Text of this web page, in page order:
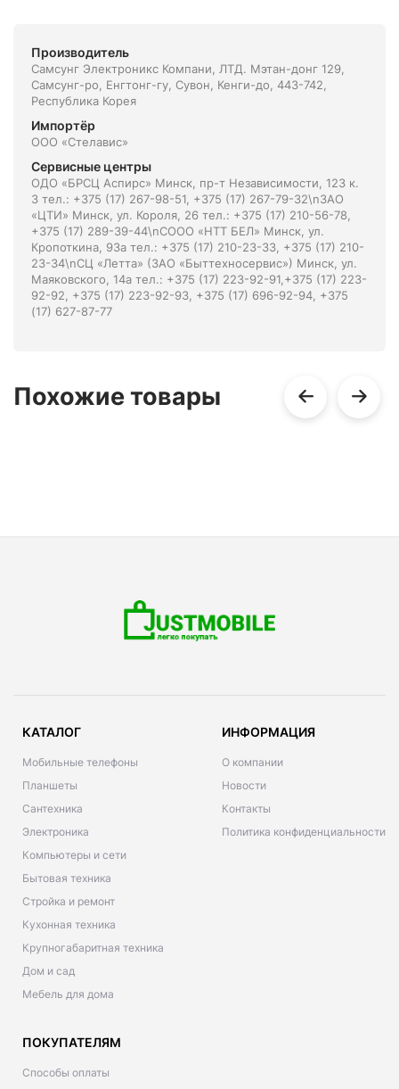
Производитель
Самсунг Электроникс Компани, ЛТД. Мэтан-донг 129,
Самсунг-ро, Енгтонг-гу, Сувон, Кенги-до, 443-742,
Республика Корея
Импортёр
ООО «Стелавис»
Сервисные центры
ОДО «БРСЦ Аспирс» Минск, пр-т Независимости, 123 к.
3 тел.: +375 (17) 267-98-51, +375 (17) 267-79-32\nЗАО
«ЦТИ» Минск, ул. Короля, 26 тел.: +375 (17) 210-56-78,
+375 (17) 289-39-44\nСООО «НТТ БЕЛ» Минск, ул.
Кропоткина, 93а тел.: +375 (17) 210-23-33, +375 (17) 210-
23-34\nСЦ «Летта» (ЗАО «Быттехносервис») Минск, ул.
Маяковского, 14а тел.: +375 (17) 223-92-91,+375 (17) 223-
92-92, +375 (17) 223-92-93, +375 (17) 696-92-94, +375
(17) 627-87-77
Похожие товары
КАТАЛОГ
Мобильные телефоны
Планшеты
Сантехника
Электроника
Компьютеры и сети
Бытовая техника
Стройка и ремонт
Кухонная техника
Крупногабаритная техника
Дом и сад
Мебель для дома
ИНФОРМАЦИЯ
О компании
Новости
Контакты
Политика конфиденциальности
ПОКУПАТЕЛЯМ
Способы оплаты